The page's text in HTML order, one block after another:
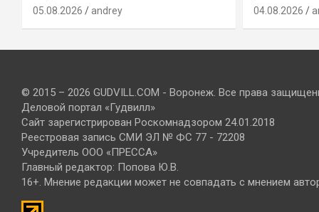
05.08.2026 andrey 04.08.2026
© 2015 – 2026 GUDVILL.COM - Воронеж. Все права
Деловой портал «Гудвилл»
Сайт зарегистрирован Роскомнадзором 24.01.2018
Реестровая запись СМИ ЭЛ № ФС 77 - 72208
Учредитель ООО «ПРЕССА»
Главный редактор: Попова Ю.В.
16+. Мнение редакции может не совпадать с мнением